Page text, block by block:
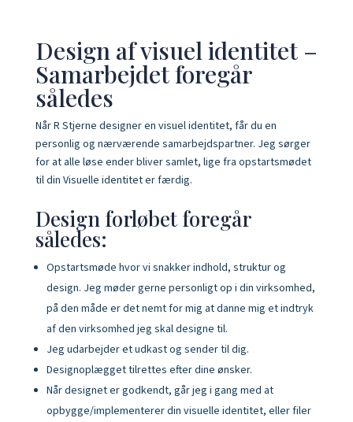
Design af visuel identitet –
Samarbejdet foregår
således
Når R Stjerne designer en visuel identitet, får du en
personlig og nærværende samarbejdspartner. Jeg sørger
for at alle løse ender bliver samlet, lige fra opstartsmødet
til din Visuelle identitet er færdig.
Design forløbet foregår
således:
Opstartsmøde hvor vi snakker indhold, struktur og
design. Jeg møder gerne personligt op i din virksomhed,
på den måde er det nemt for mig at danne mig et indtryk
af den virksomhed jeg skal designe til.
Jeg udarbejder et udkast og sender til dig.
Designoplægget tilrettes efter dine ønsker.
Når designet er godkendt, går jeg i gang med at
opbygge/implementerer din visuelle identitet, eller filer